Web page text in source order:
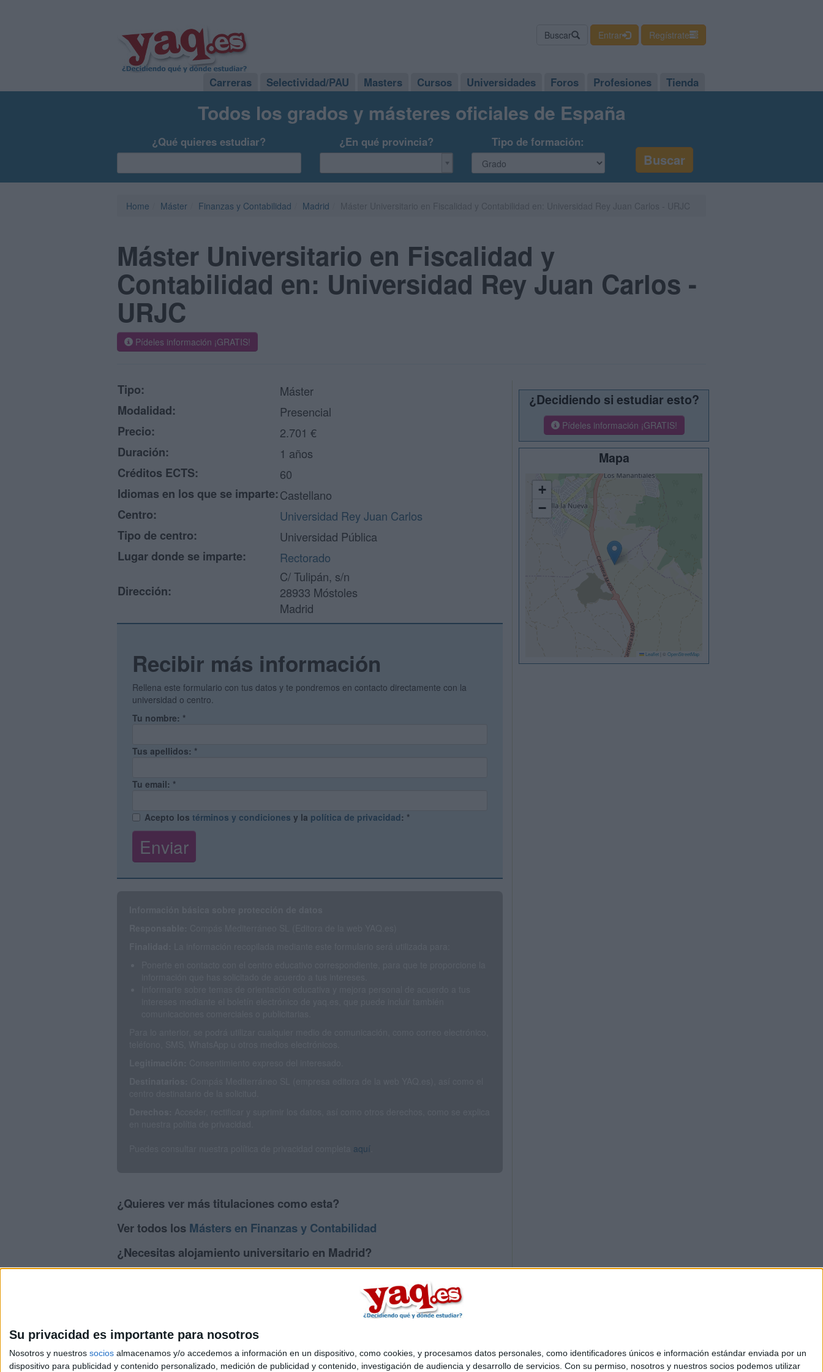
Su privacidad es importante para nosotros
Nosotros y nuestros socios almacenamos y/o accedemos a información en un dispositivo, como cookies, y procesamos datos personales, como identificadores únicos e información estándar enviada por un
dispositivo para publicidad y contenido personalizado, medición de publicidad y contenido, investigación de audiencia y desarrollo de servicios. Con su permiso, nosotros y nuestros socios podemos utilizar
Buscar Entrar Regístrate
Carreras Selectividad/PAU Masters Cursos Universidades Foros Profesiones Tienda
Todos los grados y másteres oficiales de España
¿Qué quieres estudiar? ¿En qué provincia? Tipo de formación:
Home Máster Finanzas y Contabilidad Madrid
Máster Universitario en Fiscalidad y
Contabilidad en: Universidad Rey Juan Carlos -
URJC
Pídeles información ¡GRATIS!
Tipo:
Máster
Modalidad:
Presencial
Precio:
2.701 €
Duración:
1 años
Créditos ECTS:
60
Idiomas en los que se imparte:Castellano
Centro:
Universidad Rey Juan Carlos
Tipo de centro:
Universidad Pública
Lugar donde se imparte:
Rectorado
Dirección:
C/ Tulipán, s/n
28933 Móstoles
Madrid
Recibir más información
Rellena este formulario con tus datos y te pondremos en contacto directamente con la
universidad o centro.
Tu nombre: *
Tus apellidos: *
Tu email: *
Acepto los términos y condiciones y la política de privacidad: *
aquí
¿Quieres ver más titulaciones como esta?
Ver todos los Másters en Finanzas y Contabilidad
¿Necesitas alojamiento universitario en Madrid?
>> Residencias de estudiantes y colegios mayores en Madrid
¿Decidiendo si estudiar esto?
Pídeles información ¡GRATIS!
Mapa
+
−
Leaflet © OpenStreetMap
Quiénes somos|Contactar|Anúnciate